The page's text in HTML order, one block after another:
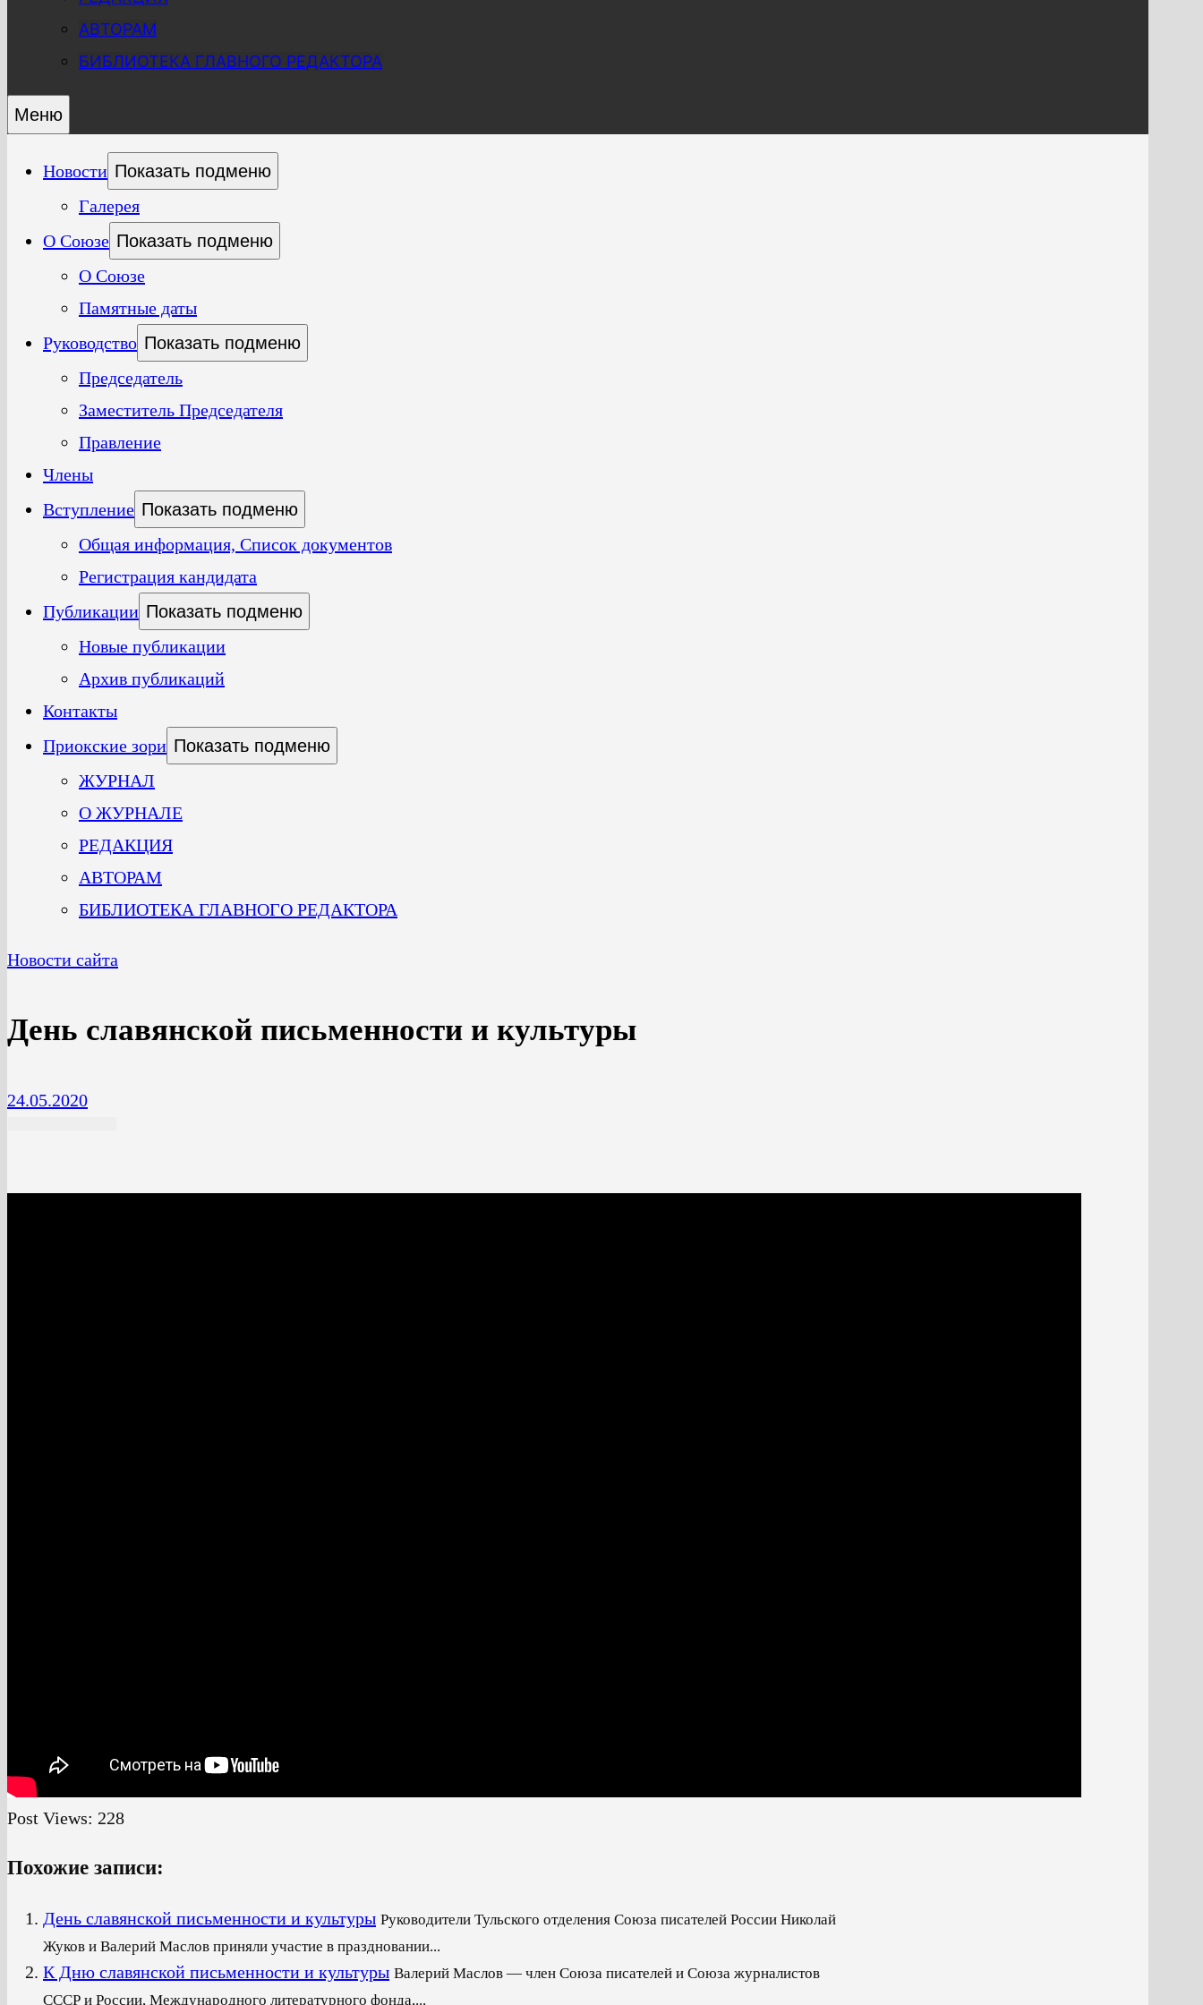
АВТОРАМ
БИБЛИОТЕКА ГЛАВНОГО РЕДАКТОРА
Меню
Новости Показать подменю
Галерея
О Союзе Показать подменю
О Союзе
Памятные даты
Руководство Показать подменю
Председатель
Заместитель Председателя
Правление
Члены
Вступление Показать подменю
Общая информация, Список документов
Регистрация кандидата
Публикации Показать подменю
Новые публикации
Архив публикаций
Контакты
Приокские зори Показать подменю
ЖУРНАЛ
О ЖУРНАЛЕ
РЕДАКЦИЯ
АВТОРАМ
БИБЛИОТЕКА ГЛАВНОГО РЕДАКТОРА
Новости сайта
День славянской письменности и культуры
24.05.2020
Post Views: 228
Похожие записи:
День славянской письменности и культуры Руководители Тульского отделения Союза писателей России Николай
Жуков и Валерий Маслов приняли участие в праздновании...
К Дню славянской письменности и культуры Валерий Маслов — член Союза писателей и Союза журналистов
СССР и России, Международного литературного фонда,...